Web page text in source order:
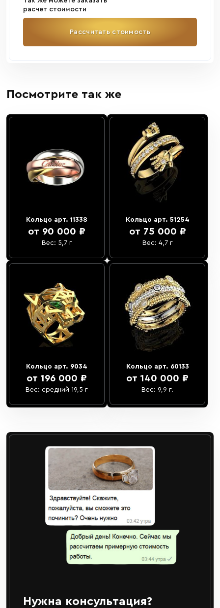
расчет стоимости
Рассчитать стоимость
Посмотрите так же
Кольцо арт. 11338
от 90 000 ₽
Вес: 5,7 г
Кольцо арт. 51254
от 75 000 ₽
Вес: 4,7 г
Кольцо арт. 9034
от 196 000 ₽
Вес: средний 19,5 г
Кольцо арт. 60133
от 140 000 ₽
Вес: 9,9 г.
Нужна консультация?